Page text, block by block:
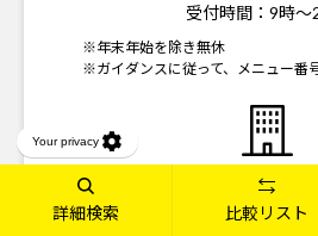
受付時間： 9時～
※年末年始を除き無休
※ガイダンスに従って、メニュー番
法人のお客様
詳細検索 比較リスト